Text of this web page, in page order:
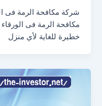
مكافحة الرمة فى
خطيرة للغاية لأي منزل